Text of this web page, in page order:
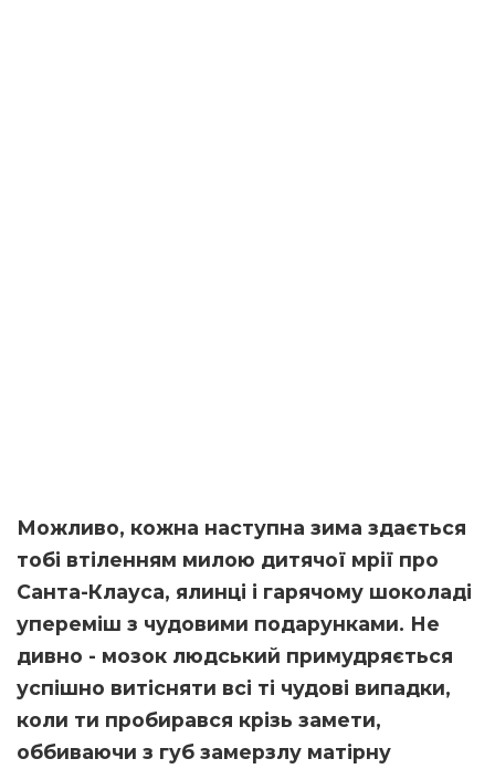
Можливо, кожна наступна зима здається
тобі втіленням милою дитячої мрії про
Санта-Клауса, ялинці і гарячому шоколаді
упереміш з чудовими подарунками. Не
дивно - мозок людський примудряється
успішно витісняти всі ті чудові випадки,
коли ти пробирався крізь замети,
оббиваючи з губ замерзлу матірну